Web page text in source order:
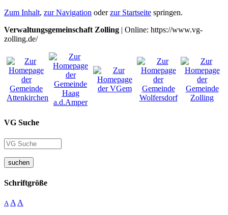
Zum Inhalt, zur Navigation oderzur Startseite springen.
Verwaltungsgemeinschaft Zolling | Online: https://www.vg-
zolling.de/
VG Suche
suchen
Schriftgröße
A A A